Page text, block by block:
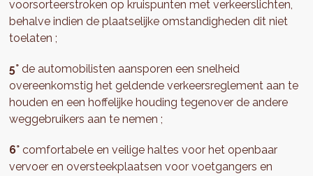
voorsorteerstroken op kruispunten met verkeerslichten,
behalve indien de plaatselijke omstandigheden dit niet
toelaten ;
5° de automobilisten aansporen een snelheid
overeenkomstig het geldende verkeersreglement aan te
houden en een hoffelijke houding tegenover de andere
weggebruikers aan te nemen ;
6°comfortabele en veilige haltes voor het openbaar
vervoer en oversteekplaatsen voor voetgangers en